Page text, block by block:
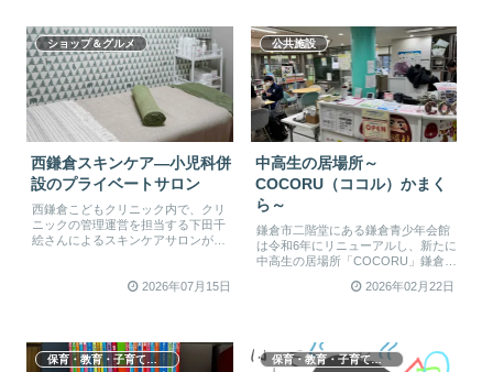
ショップ＆グルメ
西鎌倉スキンケア―小児科併
設のプライベートサロン
西鎌倉こどもクリニック内で、クリ
ニックの管理運営を担当する下田千
絵さんによるスキンケアサロンがス
2026年07月15日
公共施設
中高生の居場所～
COCORU（ココル）かまく
ら～
鎌倉市二階堂にある鎌倉青少年会館
は令和6年にリニューアルし、新たに
中高生の居場所「COCORU」鎌倉が
2026年02月22日
保育・教育・子育て支援